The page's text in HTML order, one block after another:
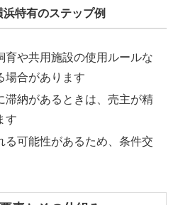
特有のステップ例
育や共用施設の使用ルールな
場合があります
滞納があるときは、売主が精
す
る可能性があるため、条件交